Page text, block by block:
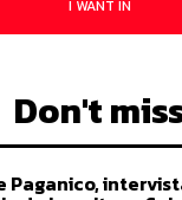
I WANT IN
Don't
Paganico,